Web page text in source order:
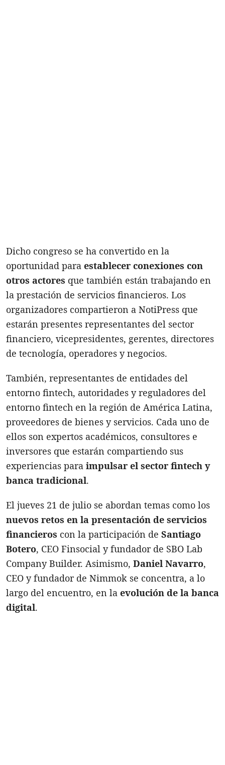
Dicho congreso se ha convertido en la
oportunidad para establecer conexiones con
otros actores que también están trabajando en
la prestación de servicios financieros. Los
organizadores compartieron a NotiPress que
estarán presentes representantes del sector
financiero, vicepresidentes, gerentes, directores
de tecnología, operadores y negocios.
También, representantes de entidades del
entorno fintech, autoridades y reguladores del
entorno fintech en la región de América Latina,
proveedores de bienes y servicios. Cada uno de
ellos son expertos académicos, consultores e
inversores que estarán compartiendo sus
experiencias para impulsar el sector fintech y
banca tradicional.
El jueves 21 de julio se abordan temas como los
nuevos retos en la presentación de servicios
financieros con la participación de Santiago
Botero, CEO Finsocial y fundador de SBO Lab
Company Builder. Asimismo, Daniel Navarro,
CEO y fundador de Nimmok se concentra, a lo
largo del encuentro, en la evolución de la banca
digital.